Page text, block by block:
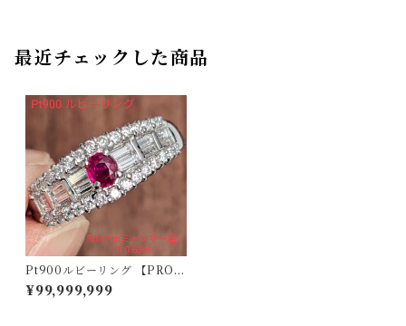
最近チェックした商品
Pt900ルビーリング 【PRO2
03878】
¥99,999,999